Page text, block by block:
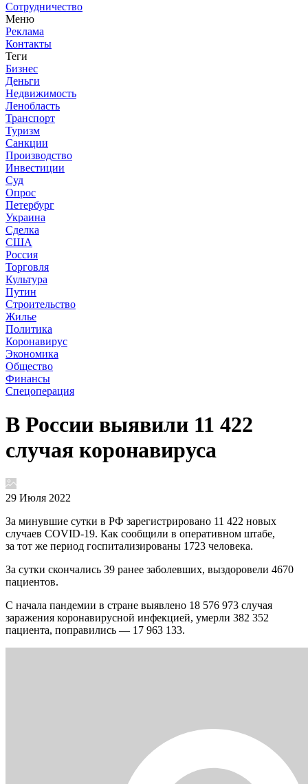
Сотрудничество
Меню
Реклама
Контакты
Теги
Бизнес
Деньги
Недвижимость
Ленобласть
Транспорт
Туризм
Санкции
Производство
Инвестиции
Суд
Опрос
Петербург
Украина
Сделка
США
Россия
Торговля
Культура
Путин
Строительство
Жилье
Политика
Коронавирус
Экономика
Общество
Финансы
Спецоперация
В России выявили 11 422
случая коронавируса
29 Июля 2022
За минувшие сутки в РФ зарегистрировано 11 422 новых
случаев COVID-19. Как сообщили в оперативном штабе,
за тот же период госпитализированы 1723 человека.
За сутки скончались 39 ранее заболевших, выздоровели 4670
пациентов.
С начала пандемии в стране выявлено 18 576 973 случая
заражения коронавирусной инфекцией, умерли 382 352
пациента, поправились — 17 963 133.